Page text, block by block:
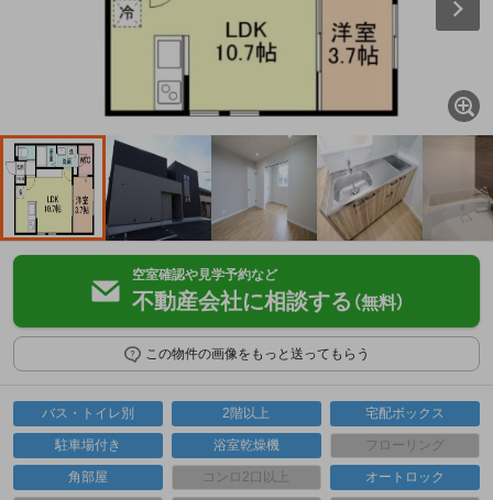
空室確認や見学予約など
不動産会社に相談する （無料）
この物件の画像をもっと送ってもらう
バス・トイレ別 2階以上 宅配ボックス
駐車場付き 浴室乾燥機 フローリング
角部屋 コンロ2口以上 オートロック